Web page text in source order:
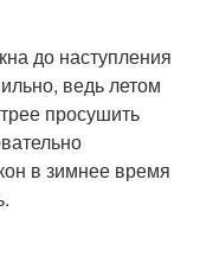
до наступления
ведь летом
просушить
в зимнее время